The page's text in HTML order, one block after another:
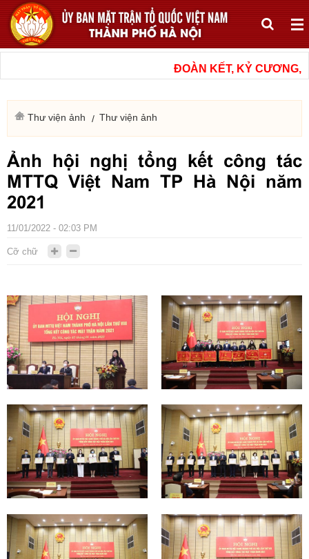
ĐOÀN KẾT, KỶ CƯƠNG,
Thư viện ảnh Thư viện ảnh
Ảnh hội nghị tổng kết công tác
MTTQ Việt Nam TP Hà Nội năm
2021
11/01/2022 - 02:03 PM
Cỡ chữ